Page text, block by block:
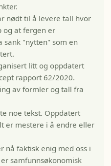
nødt til å levere tall hvor
og at fergen er
sank "nytten" som en
litt og oppdatert
rapport 62/2020.
av formler og tall fra
noe tekst. Oppdatert
er mestere i å endre eller
nå faktisk enig med oss i
samfunnsøkonomisk